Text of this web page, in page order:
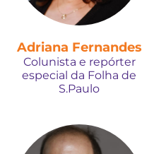
Adriana Fernandes
Colunista e repórter
especial da Folha de
S.Paulo